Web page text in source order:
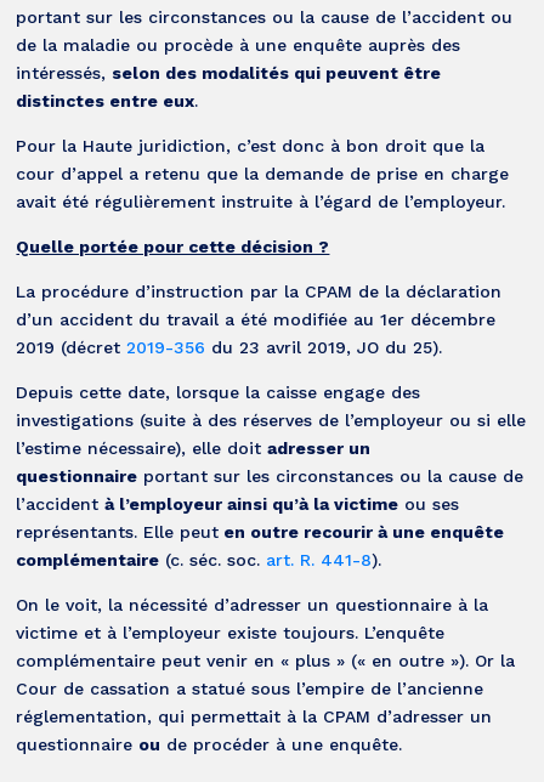
portant sur les circonstances ou la cause de l’accident ou
de la maladie ou procède à une enquête auprès des
intéressés, selon des modalités qui peuvent être
distinctes entre eux.
Pour la Haute juridiction, c’est donc à bon droit que la
cour d’appel a retenu que la demande de prise en charge
avait été régulièrement instruite à l’égard de l’employeur.
Quelle portée pour cette décision ?
La procédure d’instruction par la CPAM de la déclaration
d’un accident du travail a été modifiée au 1er décembre
2019 (décret2019-356 du 23 avril 2019, JO du 25).
Depuis cette date, lorsque la caisse engage des
investigations (suite à des réserves de l’employeur ou si elle
l’estime nécessaire), elle doitadresser un
questionnaire portant sur les circonstances ou la cause de
l’accidentà l’employeur ainsi qu’à la victime ou ses
représentants. Elle peut en outre recourir à une enquête
complémentaire (c. séc. soc. art. R. 441-8).
On le voit, la nécessité d’adresser un questionnaire à la
victime et à l’employeur existe toujours. L’enquête
complémentaire peut venir en « plus » (« en outre »). Or la
Cour de cassation a statué sous l’empire de l’ancienne
réglementation, qui permettait à la CPAM d’adresser un
questionnaire ou de procéder à une enquête.